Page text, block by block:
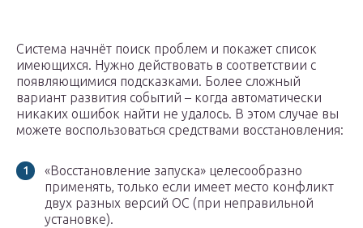
Система начнёт поиск проблем и покажет список
имеющихся. Нужно действовать в соответствии с
появляющимися подсказками. Более сложный
вариант развития событий – когда автоматически
никаких ошибок найти не удалось. В этом случае вы
можете воспользоваться средствами восстановления:
«Восстановление запуска» целесообразно
применять, только если имеет место конфликт
двух разных версий ОС (при неправильной
установке).